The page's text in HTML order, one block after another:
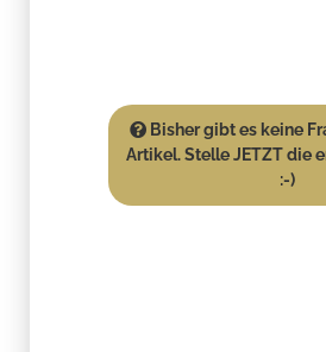
Bisher gibt es keine
Artikel. Stelle JETZT die
:-)